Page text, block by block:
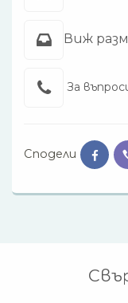
Виж
За
Сподели